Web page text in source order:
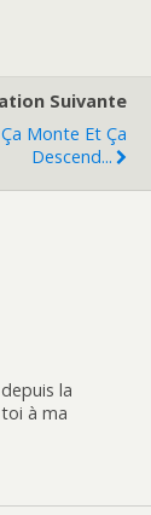
Suivante
Monte Et Ça
Descend...
la
à ma